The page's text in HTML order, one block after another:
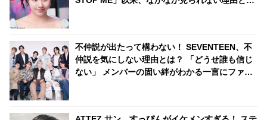
不仲説が出たって構わない！ SEVENTEEN、不
仲説を気にしない理由とは？ 「どうせ誰も信じ
ない」 メンバーの固い絆がわかる一言にファン